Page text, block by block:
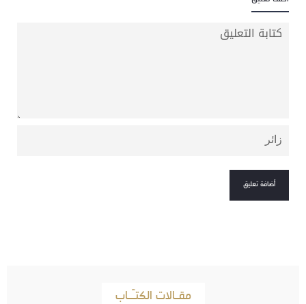
مقـالات الكتـّـاب